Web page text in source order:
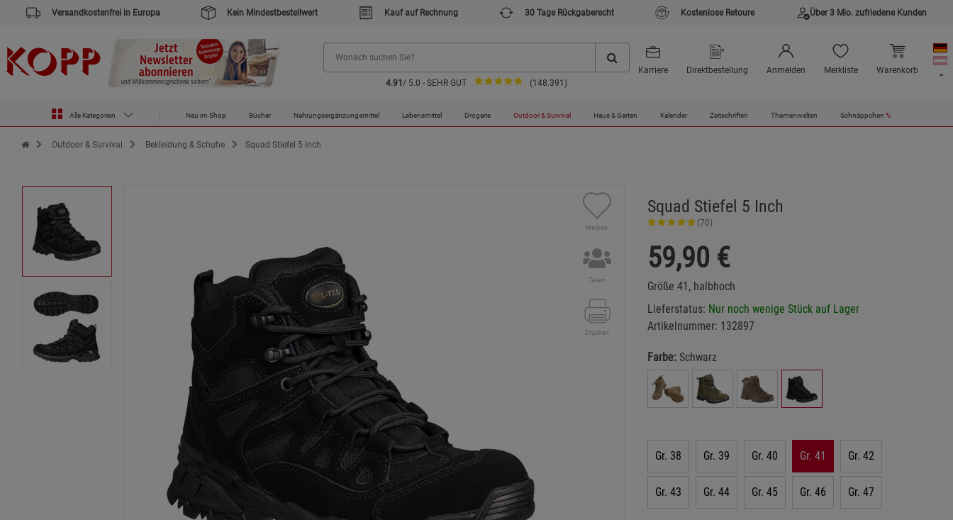
Versandkostenfrei in Europa Kein Mindestbestellwert Kauf auf Rechnung 30 Tage Rückgaberecht Kostenlose Retoure Über 3 Mio. zufriedene Kunden
4.91 / 5.0 - SEHR GUT (148.391)
Karriere Direktbestellung Anmelden Merkliste Warenkorb
Alle Kategorien Neu im Shop Bücher Nahrungsergänzungsmittel Lebensmittel Drogerie Outdoor & Survival Haus & Garten Kalender Zeitschriften Themenwelten Schnäppchen %
Zur Startseite des Kopp Verlag Online-Shop
Outdoor & Survival Bekleidung & Schuhe Squad Stiefel 5 Inch
Merken
Teilen
Drucken
Squad Stiefel 5 Inch
(70)
59,90 €
Größe 41, halbhoch
Lieferstatus: Nur noch wenige Stück auf Lager
Artikelnummer: 132897
Farbe:Schwarz
Gr. 38 Gr. 39 Gr. 40 Gr. 41 Gr. 42
Gr. 43 Gr. 44 Gr. 45 Gr. 46 Gr. 47